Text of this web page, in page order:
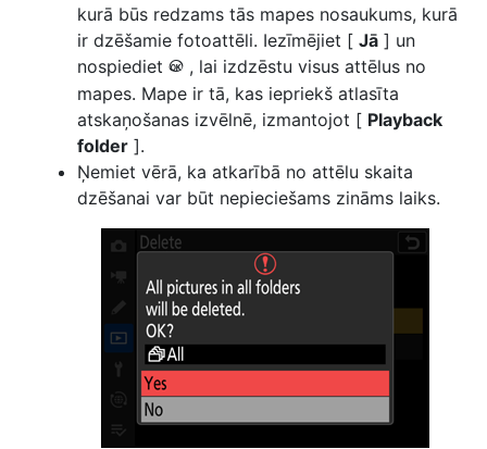
kurā būs redzams tās mapes nosaukums, kurā
ir dzēšamie fotoattēli. Iezīmējiet [ Jā ] un
nospiediet J , lai izdzēstu visus attēlus no
mapes. Mape ir tā, kas iepriekš atlasīta
atskaņošanas izvēlnē, izmantojot [ Playback
folder ].
Ņemiet vērā, ka atkarībā no attēlu skaita
dzēšanai var būt nepieciešams zināms laiks.